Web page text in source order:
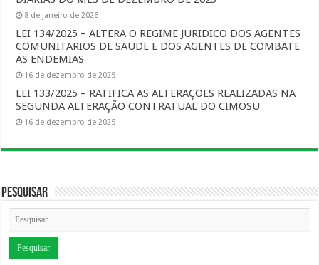
8 de janeiro de 2026
LEI 134/2025 – ALTERA O REGIME JURIDICO DOS AGENTES
COMUNITARIOS DE SAUDE E DOS AGENTES DE COMBATE
AS ENDEMIAS
16 de dezembro de 2025
LEI 133/2025 – RATIFICA AS ALTERAÇOES REALIZADAS NA
SEGUNDA ALTERAÇÃO CONTRATUAL DO CIMOSU
16 de dezembro de 2025
Pesquisar